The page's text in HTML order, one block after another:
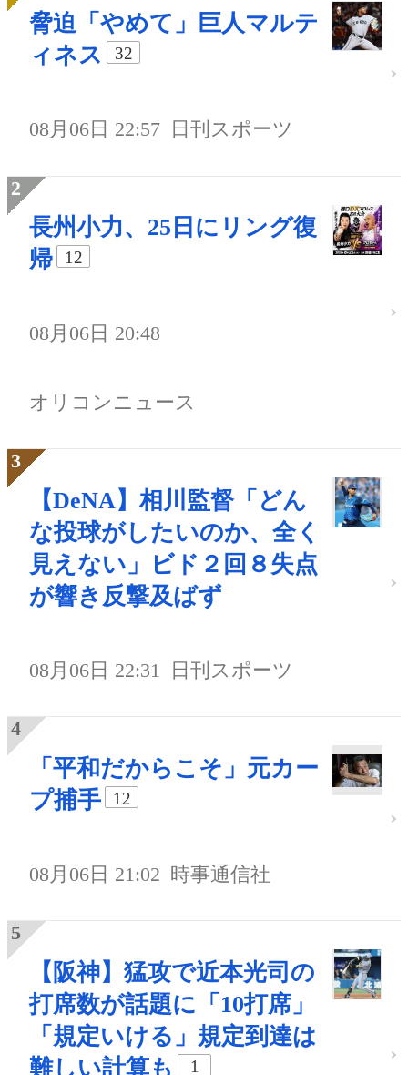
脅迫「やめて」巨人マルテ
ィネス
32
08月06日 22:57 日刊スポーツ
長州小力、25日にリング復
帰
12
08月06日 20:48
オリコンニュース
【DeNA】相川監督「どん
な投球がしたいのか、全く
見えない」ビド２回８失点
が響き反撃及ばず
08月06日 22:31 日刊スポーツ
「平和だからこそ」元カー
プ捕手
12
08月06日 21:02 時事通信社
【阪神】猛攻で近本光司の
打席数が話題に「10打席」
「規定いける」規定到達は
難しい計算も
1